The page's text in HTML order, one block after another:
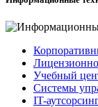
Учебный
Системы
IT-